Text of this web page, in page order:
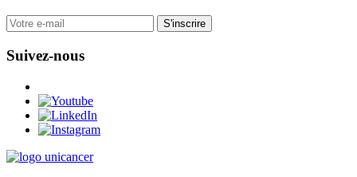
S'inscrire
Suivez-nous